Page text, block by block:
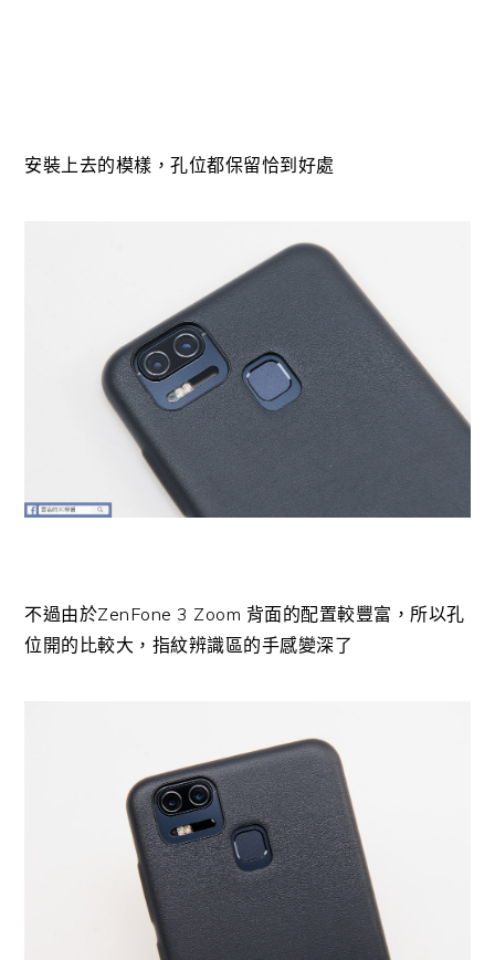
安裝上去的模樣，孔位都保留恰到好處
不過由於ZenFone 3 Zoom 背面的配置較豐富，所以孔
位開的比較大，指紋辨識區的手感變深了